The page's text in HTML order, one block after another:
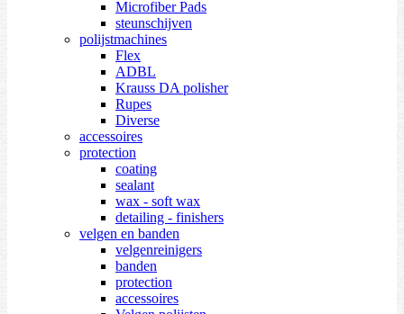
Microfiber Pads
steunschijven
polijstmachines
Flex
ADBL
Krauss DA polisher
Rupes
Diverse
accessoires
protection
coating
sealant
wax - soft wax
detailing - finishers
velgen en banden
velgenreinigers
banden
protection
accessoires